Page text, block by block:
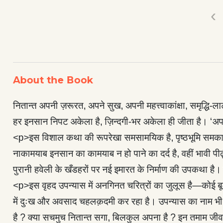
से
है ?
‹
About the Book
नितान्त अपनी ज़रूरत, अपने सुख, अपनी महत्त्वाकांक्षा,
हर इनसान निपट अकेला है, ज़िन्दगी-भर अकेला ही जीता है।
<p>इस विशाल कथा की रूपरेखा समसामयिक है, पृष्ठभूमि
नाकामयाब इनसान का कामयाब न हो पाने का दर्द है, वहीं भावी
पुरानी हवेली के खँडहरों पर नई इमारत के निर्माण की उपकथा
<p>इस वृहद उपन्यास में अनगिनत चरित्रों का जुलूस है—कोई
में दुःख और अवसाद चहलक़दमी कर रहा है। उपन्यास का नाम भी
है ? क्या सचमुच नितान्त सगा, बिलकुल अपना है ? इन तमाम